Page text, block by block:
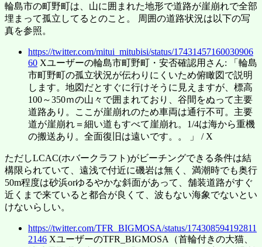
輪島市の町野町は、山に囲まれた地形で道路が崖崩れで全部
埋まって孤立してるとのこと。 周囲の道路状況は以下の写
真を参照。
https://twitter.com/mitui_mitubisi/status/17431457160030906
60 Xユーザーの輪島市町野町・安否確認用さん: 「輪島
市町野町の孤立状況が伝わりにくいため俯瞰図で説明
します。地図だとすぐに行けそうに見えますが、標高
100～350ｍの山々で囲まれており、谷間をぬって主要
道路あり。ここが崖崩れのため車両は通行不可。主要
道が崖崩れ＝細い道もすべて崖崩れ。1/4は海から重機
の搬送あり。全面復旧は遠いです。。 」 / X
ただしLCAC(ホバークラフト)がビーチングできる条件は結
構限られていて、遠浅で付近に磯岩は無く、満潮時でも奥行
50m程度は砂浜orゆるやかな斜面があって、舗装道路がすぐ
近くまで来ていると都合が良くて、波もない海象でないとい
けないらしい。
https://twitter.com/TFR_BIGMOSA/status/174308594192811
2146 XユーザーのTFR_BIGMOSA（首輪付きの大猫、